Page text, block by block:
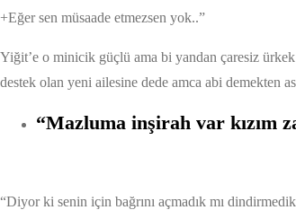
+Eğer sen müsaade etmezsen yok..”
Yiğit’e o minicik güçlü ama bi yandan çaresiz
destek olan yeni ailesine dede amca abi demekten
“Mazluma inşirah var kızım
“Diyor ki senin için bağrını açmadık mı